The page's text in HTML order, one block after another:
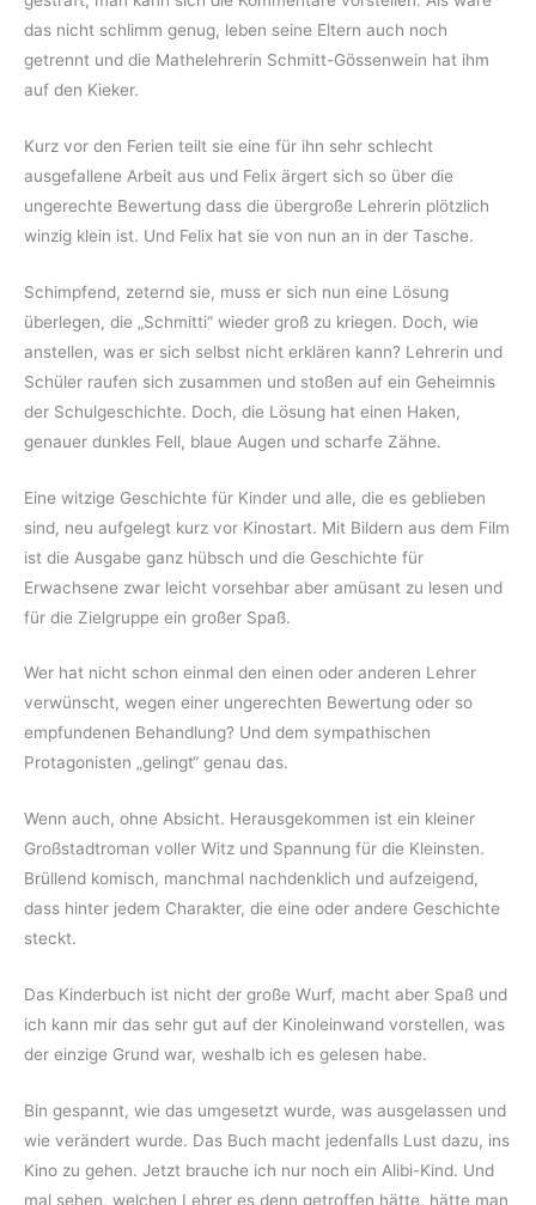
das nicht schlimm genug, leben seine Eltern auch noch
getrennt und die Mathelehrerin Schmitt-Gössenwein hat ihm
auf den Kieker.
Kurz vor den Ferien teilt sie eine für ihn sehr schlecht
ausgefallene Arbeit aus und Felix ärgert sich so über die
ungerechte Bewertung dass die übergroße Lehrerin plötzlich
winzig klein ist. Und Felix hat sie von nun an in der Tasche.
Schimpfend, zeternd sie, muss er sich nun eine Lösung
überlegen, die „Schmitti“ wieder groß zu kriegen. Doch, wie
anstellen, was er sich selbst nicht erklären kann? Lehrerin und
Schüler raufen sich zusammen und stoßen auf ein Geheimnis
der Schulgeschichte. Doch, die Lösung hat einen Haken,
genauer dunkles Fell, blaue Augen und scharfe Zähne.
Eine witzige Geschichte für Kinder und alle, die es geblieben
sind, neu aufgelegt kurz vor Kinostart. Mit Bildern aus dem Film
ist die Ausgabe ganz hübsch und die Geschichte für
Erwachsene zwar leicht vorsehbar aber amüsant zu lesen und
für die Zielgruppe ein großer Spaß.
Wer hat nicht schon einmal den einen oder anderen Lehrer
verwünscht, wegen einer ungerechten Bewertung oder so
empfundenen Behandlung? Und dem sympathischen
Protagonisten „gelingt“ genau das.
Wenn auch, ohne Absicht. Herausgekommen ist ein kleiner
Großstadtroman voller Witz und Spannung für die Kleinsten.
Brüllend komisch, manchmal nachdenklich und aufzeigend,
dass hinter jedem Charakter, die eine oder andere Geschichte
steckt.
Das Kinderbuch ist nicht der große Wurf, macht aber Spaß und
ich kann mir das sehr gut auf der Kinoleinwand vorstellen, was
der einzige Grund war, weshalb ich es gelesen habe.
Bin gespannt, wie das umgesetzt wurde, was ausgelassen und
wie verändert wurde. Das Buch macht jedenfalls Lust dazu, ins
Kino zu gehen. Jetzt brauche ich nur noch ein Alibi-Kind. Und
mal sehen, welchen Lehrer es denn getroffen hätte, hätte man